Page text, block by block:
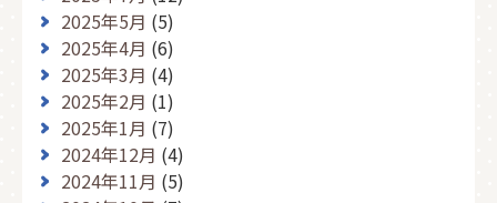
2025年5月 (5)
2025年4月 (6)
2025年3月 (4)
2025年2月 (1)
2025年1月 (7)
2024年12月 (4)
2024年11月 (5)